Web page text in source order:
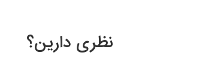
نظری دارین؟